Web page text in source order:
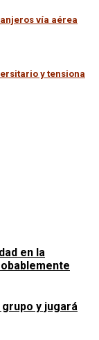
vía aérea
y tensiona
en la
y jugará